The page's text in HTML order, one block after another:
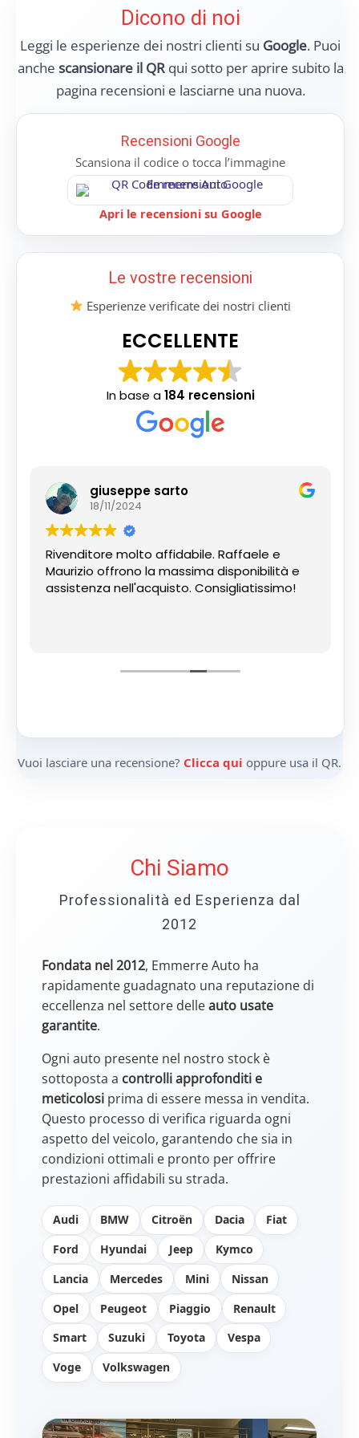
Dicono di noi
Leggi le esperienze dei nostri clienti su Google. Puoi
anche scansionare il QRqui sotto per aprire subito la
pagina recensioni e lasciarne una nuova.
Recensioni Google
Scansiona il codice o tocca l’immagine
Apri le recensioni su Google
Le vostre recensioni
Esperienze verificate dei nostri clienti
ECCELLENTE
In base a184 recensioni
giuseppe sarto
18/11/2024
Rivenditore molto affidabile. Raffaele e
Maurizio offrono la massima disponibilità e
assistenza nell'acquisto. Consigliatissimo!
Vuoi lasciare una recensione? Clicca qui oppure usa il QR.
Chi Siamo
Professionalità ed Esperienza dal
2012
Fondata nel 2012, Emmerre Auto ha
rapidamente guadagnato una reputazione di
eccellenza nel settore delleauto usate
garantite.
Ogni auto presente nel nostro stock è
sottoposta a controlli approfonditi e
meticolosi prima di essere messa in vendita.
Questo processo di verifica riguarda ogni
aspetto del veicolo, garantendo che sia in
condizioni ottimali e pronto per offrire
prestazioni affidabili su strada.
Audi BMW Citroën Dacia
Fiat
Ford
Hyundai Jeep
Kymco
Lancia
Mercedes Mini
Nissan
Opel
Peugeot Piaggio
Renault
Smart
Suzuki Toyota
Vespa
Voge
Volkswagen